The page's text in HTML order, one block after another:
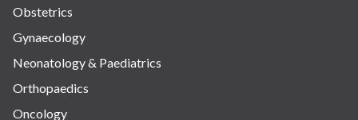
Obstetrics
Gynaecology
Neonatology & Paediatrics
Orthopaedics
Oncology